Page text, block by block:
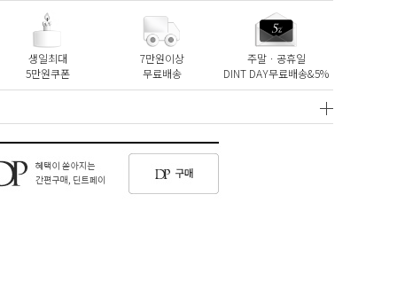
생일최대
5만원쿠폰
7만원이상
무료배송
주말ㆍ공휴일
DINT DAY무료배송&5%